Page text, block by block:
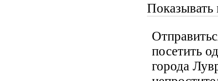
Показывать
посетить
города